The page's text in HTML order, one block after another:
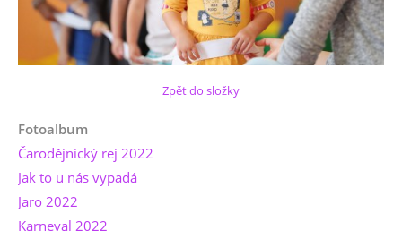
Zpět do složky
Fotoalbum
Čarodějnický rej 2022
Jak to u nás vypadá
Jaro 2022
Karneval 2022